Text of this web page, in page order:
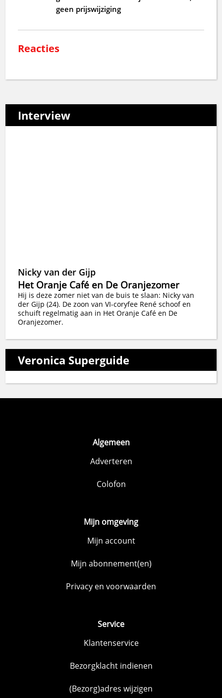
geen prijswijziging
Reacties
Interview
Nicky van der Gijp
Het Oranje Café en De Oranjezomer
Hij is deze zomer niet van de buis te slaan: Nicky van
der Gijp (24). De zoon van VI-coryfee René schoof en
schuift regelmatig aan in Het Oranje Café en De
Oranjezomer.
Veronica Superguide
Algemeen
Adverteren
Colofon
Mijn omgeving
Mijn account
Mijn abonnement(en)
Privacy en voorwaarden
Service
Klantenservice
Bezorgklacht indienen
(Bezorg)adres wijzigen